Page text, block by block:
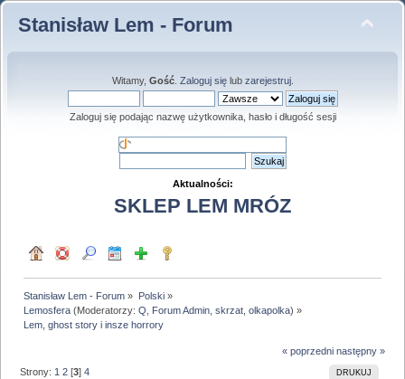
Stanisław Lem - Forum
Witamy, Gość. Zaloguj sięlub zarejestruj.
Zaloguj się podając nazwę użytkownika, hasło i długość sesji
Aktualności:
SKLEP LEM MRÓZ
Stanisław Lem - Forum » Polski»
Lemosfera (Moderatorzy:Q Forum Admin ,skrzat ,olkapolka) »
Lem, ghost story i insze horrory
« poprzedni następny »
DRUKUJ
Strony: 1 2 [3]4